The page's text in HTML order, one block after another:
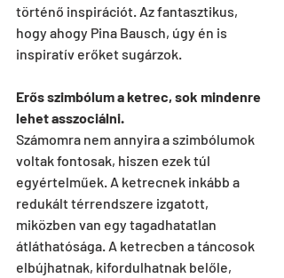
történő inspirációt. Az fantasztikus,
hogy ahogy Pina Bausch, úgy én is
inspiratív erőket sugárzok.
Erős szimbólum a ketrec, sok mindenre
lehet asszociálni.
Számomra nem annyira a szimbólumok
voltak fontosak, hiszen ezek túl
egyértelműek. A ketrecnek inkább a
redukált térrendszere izgatott,
miközben van egy tagadhatatlan
átláthatósága. A ketrecben a táncosok
elbújhatnak, kifordulhatnak belőle,